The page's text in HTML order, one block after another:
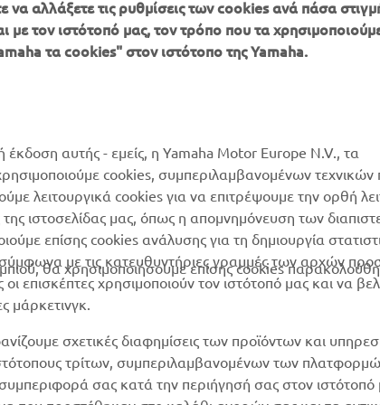
Yamaha Racing
Motor Global
Apps
SUPPORT
διαχείριση των
χρησιμοποιημένων
μπαταριών
να αλλάξετε τις ρυθμίσεις των cookies ανά πάσα
με τον ιστότοπό μας, τον τρόπο που τα
τα cookies" στον ιστότοπο της Yamaha.
αυτής - εμείς, η Yamaha Motor Europe N.V., τα
cookies, συμπεριλαμβανομένων
λειτουργικά cookies για να επιτρέψουμε την ορθή
ιστοσελίδας μας, όπως η απομνημόνευση των
επίσης cookies ανάλυσης για τη δημιουργία
με τις κατευθυντήριες γραμμές των αρχών
χρησιμοποιούν τον ιστότοπό μας και να
μάρκετινγκ.
θα χρησιμοποιήσουμε επίσης cookies
σχετικές διαφημίσεις των προϊόντων και
τρίτων, συμπεριλαμβανομένων των
σας κατά την περιήγησή σας στον